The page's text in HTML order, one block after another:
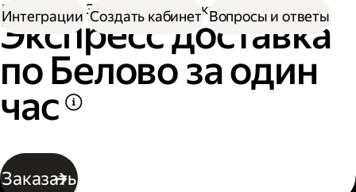
Доставка Экспресс-доставка по Белово
Экспресс доставка
по Белово за один
час
Заказать
Интеграции Создать кабинет Вопросы и ответы